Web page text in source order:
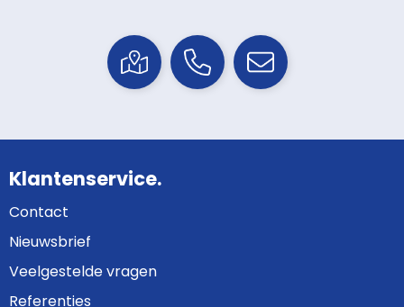
Klantenservice.
Contact
Nieuwsbrief
Veelgestelde vragen
Referenties